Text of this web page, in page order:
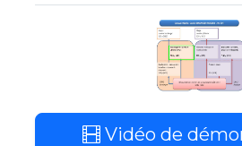
Vidéo de